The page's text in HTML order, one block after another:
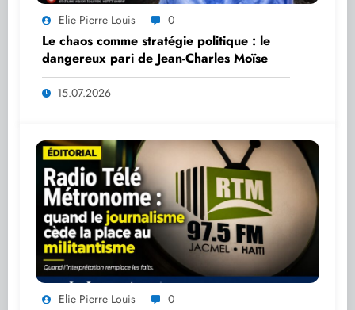
Elie Pierre Louis 0
Le chaos comme stratégie politique : le
dangereux pari de Jean-Charles Moïse
15.07.2026
Elie Pierre Louis 0